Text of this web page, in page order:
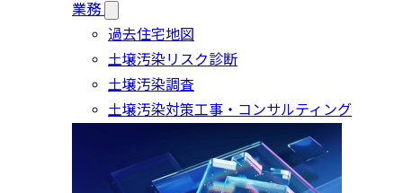
業務
過去住宅地図
土壌汚染リスク診断
土壌汚染調査
土壌汚染対策工事・コンサルティング